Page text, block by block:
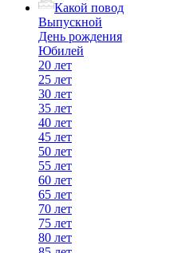
Какой повод
Выпускной
День рождения
Юбилей
20 лет
25 лет
30 лет
35 лет
40 лет
45 лет
50 лет
55 лет
60 лет
65 лет
70 лет
75 лет
80 лет